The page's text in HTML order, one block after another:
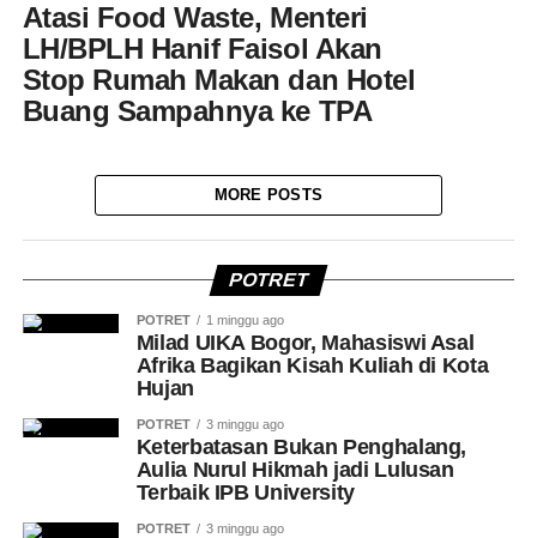
Atasi Food Waste, Menteri
LH/BPLH Hanif Faisol Akan
Stop Rumah Makan dan Hotel
Buang Sampahnya ke TPA
MORE POSTS
POTRET
POTRET 1 minggu ago
Milad UIKA Bogor, Mahasiswi Asal
Afrika Bagikan Kisah Kuliah di Kota
Hujan
POTRET 3 minggu ago
Keterbatasan Bukan Penghalang,
Aulia Nurul Hikmah jadi Lulusan
Terbaik IPB University
POTRET 3 minggu ago